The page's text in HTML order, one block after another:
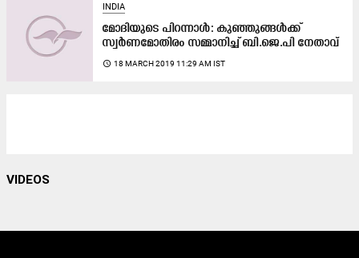
INDIA
മോദിയുടെ പിറന്നാൾ: കുഞ്ഞുങ്ങൾക്ക്​​
സ്വർണമോതിരം സമ്മാനിച്ച്​ ബി.ജെ.പി നേതാവ്​
access_time 18 MARCH 2019 11:29 AM IST
VIDEOS